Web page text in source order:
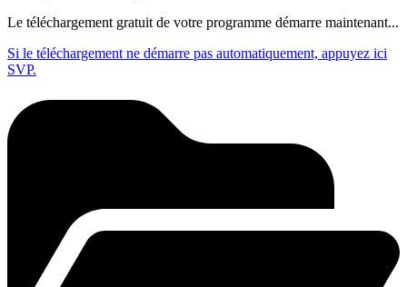
Le téléchargement gratuit de votre programme démarre maintenant...
Si le téléchargement ne démarre pas automatiquement, appuyez ici
SVP.